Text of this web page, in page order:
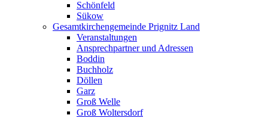
Schönfeld
Sükow
Gesamtkirchengemeinde Prignitz Land
Veranstaltungen
Ansprechpartner und Adressen
Boddin
Buchholz
Döllen
Garz
Groß Welle
Groß Woltersdorf